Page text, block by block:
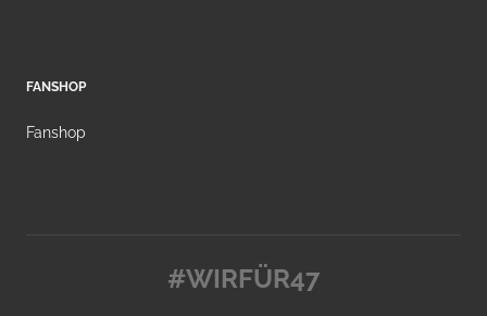
FANSHOP
Fanshop
#WIRFÜR47